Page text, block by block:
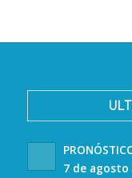
7 de agosto